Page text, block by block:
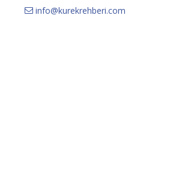
info@kurekrehberi.com